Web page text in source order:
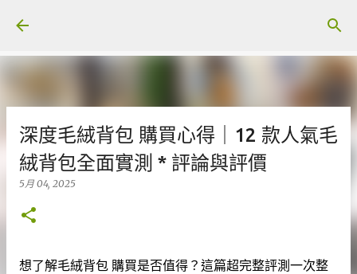
深度毛絨背包 購買心得｜12 款人氣毛
絨背包全面實測 * 評論與評價
5月 04, 2025
想了解毛絨背包 購買是否值得？這篇超完整評測一次整